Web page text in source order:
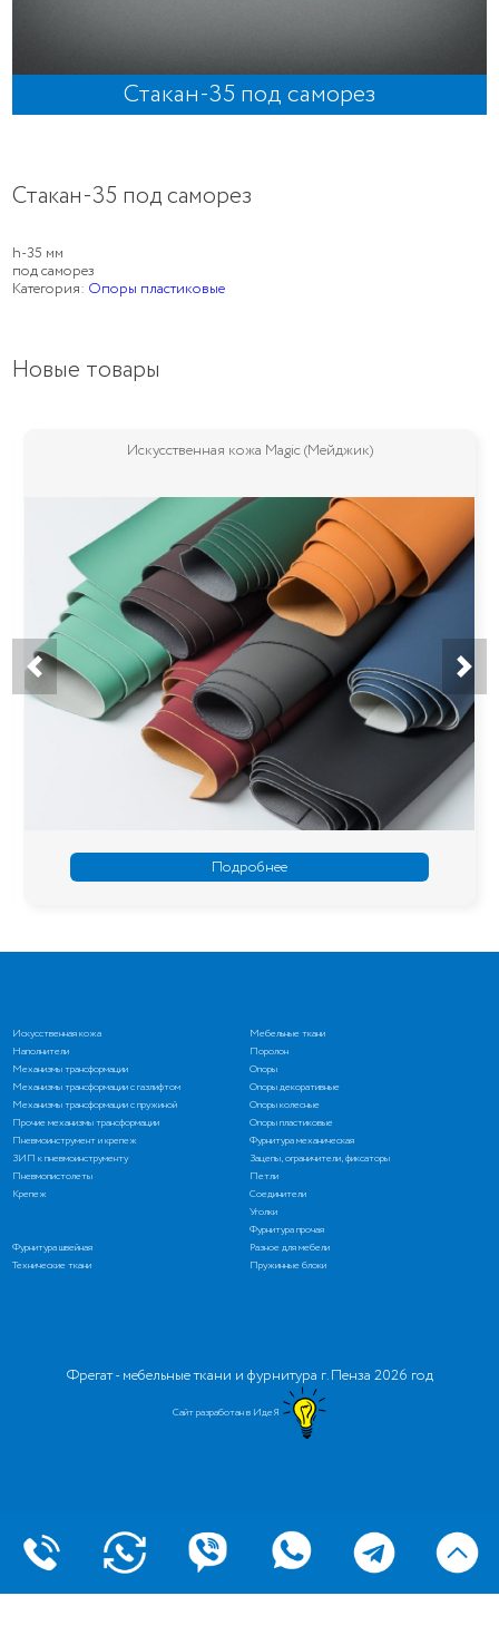
Стакан-35 под саморез
Стакан-35 под саморез
h-35 мм
под саморез
Категория: Опоры пластиковые
Новые товары
Искусственная кожа Magic (Мейджик)
Подробнее
Искусственная кожа
Мебельные ткани
Наполнители
Поролон
Механизмы трансформации
Механизмы трансформации с газлифтом
Механизмы трансформации с пружиной
Прочие механизмы трансформации
Опоры
Опоры декоративные
Опоры колесные
Опоры пластиковые
Пневмоинструмент и крепеж
ЗИП к пневмоинструменту
Пневмопистолеты
Крепеж
Фурнитура механическая
Зацепы, ограничители, фиксаторы
Петли
Соединители
Уголки
Фурнитура прочая
Фурнитура швейная
Разное для мебели
Технические ткани
Пружинные блоки
Фрегат - мебельные ткани и фурнитура г. Пенза 2026 год
Сайт разработан в ИдеЯ